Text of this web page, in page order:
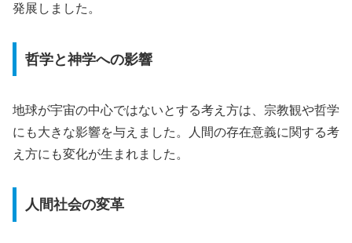
発展しました。
哲学と神学への影響
地球が宇宙の中心ではないとする考え方は、宗教観や哲学
にも大きな影響を与えました。人間の存在意義に関する考
え方にも変化が生まれました。
人間社会の変革